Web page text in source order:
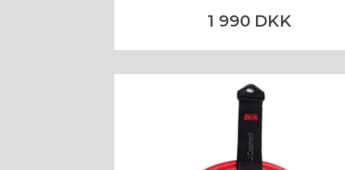
1 990 DKK